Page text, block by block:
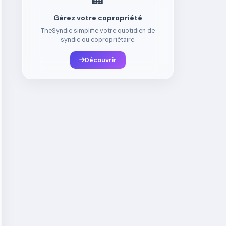
Gérez votre copropriété
TheSyndic simplifie votre quotidien de
syndic ou copropriétaire.
Découvrir